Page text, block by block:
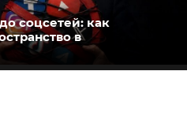
соцсетей: как
в